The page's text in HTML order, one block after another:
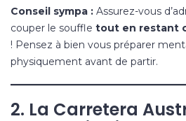
Conseil sympa : Assurez-vous
couper le souffle tout en restant
! Pensez à bien vous préparer
physiquement avant de partir.
2. La Carretera